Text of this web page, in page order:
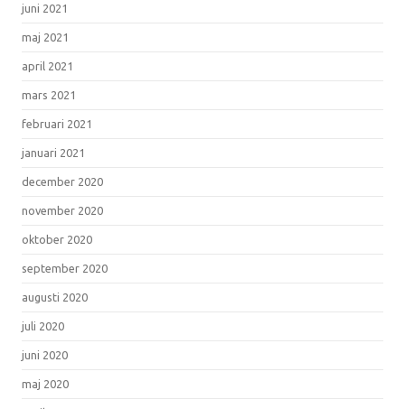
juni 2021
maj 2021
april 2021
mars 2021
februari 2021
januari 2021
december 2020
november 2020
oktober 2020
september 2020
augusti 2020
juli 2020
juni 2020
maj 2020